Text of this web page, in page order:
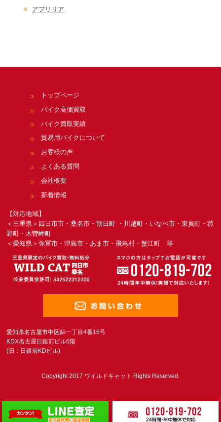
アプリリア
トップページ
バイク高価買取
バイク買取実績
貿易用バイクについて
お客様の声
よくある質問
会社概要
新着情報
【対応地域】
＜三重県＞四日市市・桑名市・朝日町 ・川越町・いなべ市・東員町・菰
野町・木曽岬町
＜愛知県＞弥冨市・津島市・あま市・飛鳥村・蟹江町 等
愛知県名古屋市中区錦一丁目4番16号
KDX名古屋日銀前ビル6階
(旧：日銀前KDビル)
Copyright 2017 ワイルドキャット Rights Reserved.